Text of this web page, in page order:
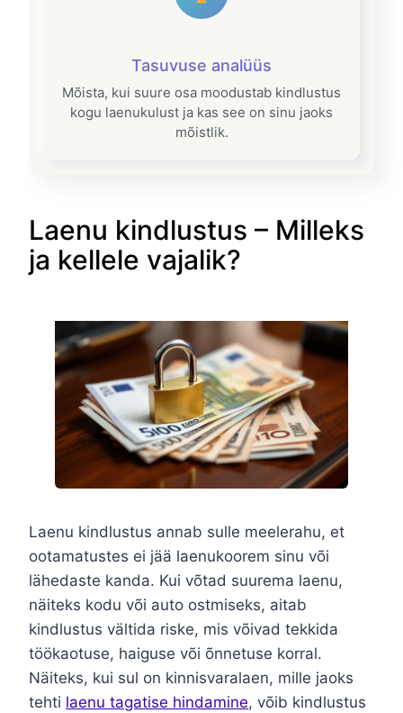
Tasuvuse analüüs
Mõista, kui suure osa moodustab kindlustus
kogu laenukulust ja kas see on sinu jaoks
mõistlik.
Laenu kindlustus – Milleks
ja kellele vajalik?
Laenu kindlustus annab sulle meelerahu, et
ootamatustes ei jää laenukoorem sinu või
lähedaste kanda. Kui võtad suurema laenu,
näiteks kodu või auto ostmiseks, aitab
kindlustus vältida riske, mis võivad tekkida
töökaotuse, haiguse või õnnetuse korral.
Näiteks, kui sul on kinnisvaralaen, mille jaoks
tehti laenu tagatise hindamine, võib kindlustus